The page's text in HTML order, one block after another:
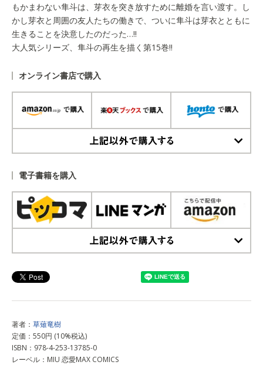
もかまわない隼斗は、芽衣を突き放すために離婚を言い渡す。し
かし芽衣と周囲の友人たちの働きで、ついに隼斗は芽衣とともに
生きることを決意したのだった…!!
大人気シリーズ、隼斗の再生を描く第15巻!!
オンライン書店で購入
電子書籍を購入
著者： 草薙竜樹
定価：550円 (10%税込)
ISBN：978-4-253-13785-0
レーベル：MIU 恋愛MAX COMICS